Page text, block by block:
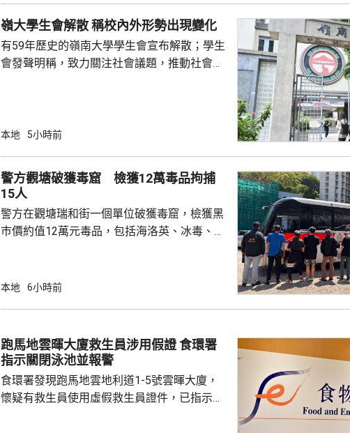
火地點的可燃物料。現場並發現兩個煙蒂。 受
火勢蔓延影響，宏福苑共有924個...
嶺大學生會解散 稱校內外形勢出現變化
有59年歷史的嶺南大學學生會宣布解散；學生
會發聲明稱，致力關注社會議題，推動社會進
承認學生會，導致學生會無法在校內提供服
拒絕租借，發放刊物時亦遭校方沒收，形容學
生會完全失去運作空間。 對於近年多間院校學
生會相繼解散，他認為是學界以至...
本地 5小時前
警方觀塘破獲毒窟 檢獲12萬毒品拘捕
15人
警方在觀塘瑞和街一個單位破獲毒窟，檢獲黑
巿價約值12萬元毒品，包括海洛英、冰毒、含
營毒窟及販運危險藥物，另外13男1女，年齡
本地 6小時前
跑馬地雲暉大廈救生員涉用假證 食環署
指示關閉泳池並報警
食環署發現跑馬地雲地利道1-5號雲暉大廈，
懷疑有救生員使用虛假救生員證件，已指示泳